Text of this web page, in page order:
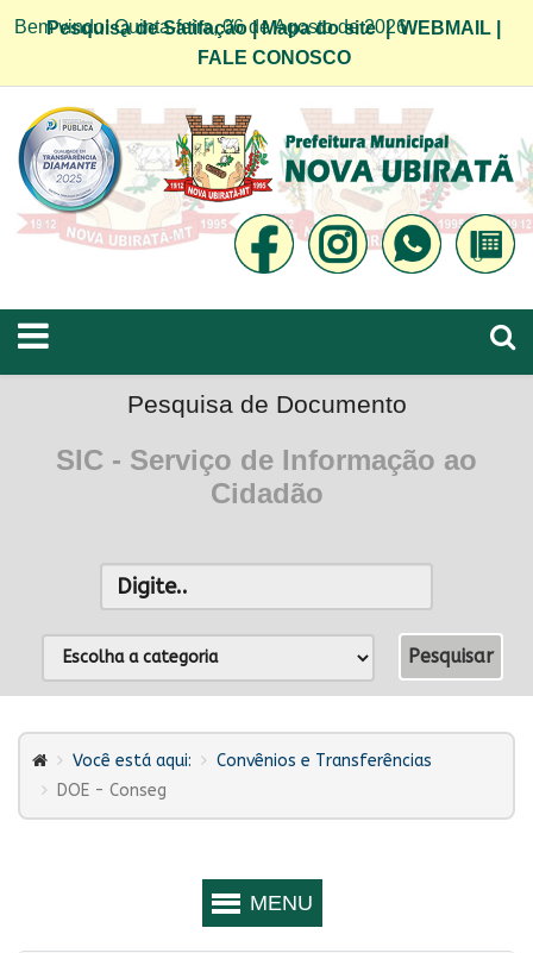
Bem vindo! Quinta-feira, 06 de Agosto de 2026
Pesquisa de Satifação|Mapa do site|WEBMAIL
FALE CONOSCO
Pesquisa de Documento
SIC - Serviço de Informação ao
Cidadão
Você está aqui:
Convênios e Transferências
DOE - Conseg